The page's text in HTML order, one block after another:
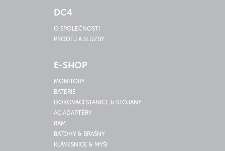
DC4
O SPOLEČNOSTI
PRODEJ A SLUŽBY
E-SHOP
MONITORY
BATERIE
DOKOVACÍ STANICE & STOJANY
AC ADAPTÉRY
RAM
BATOHY & BRAŠNY
KLÁVESNICE & MYŠI